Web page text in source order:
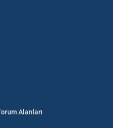
Alanları